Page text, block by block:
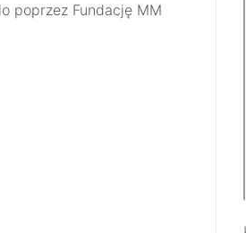
poprzez Fundację MM